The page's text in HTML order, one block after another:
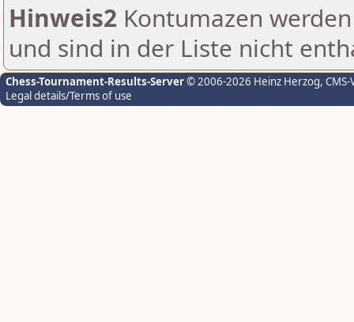
Hinweis2 Kontumazen
und sind in der Liste nicht
Chess-Tournament-Results-Server© 2006-2026 Heinz Herzog,
Legal details/Terms of use